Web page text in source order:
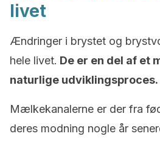
livet
Ændringer i brystet og
hele livet. De er en del af et
naturlige udviklingsproces.
Mælkekanalerne er der fra
deres modning nogle år